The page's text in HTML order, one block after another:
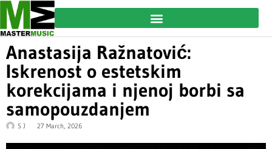
Anastasija Ražnatović:
Iskrenost o estetskim
korekcijama i njenoj borbi sa
samopouzdanjem
S J 27 March, 2026